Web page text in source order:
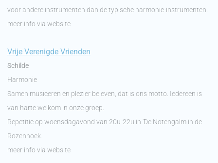
voor andere instrumenten dan de typische harmonie-instrumenten.
meer info via website
Vrije Verenigde Vrienden
Schilde
Harmonie
Samen musiceren en plezier beleven, dat is ons motto. Iedereen is
van harte welkom in onze groep.
Repetitie op woensdagavond van 20u-22u in 'De Notengalm in de
Rozenhoek.
meer info via website